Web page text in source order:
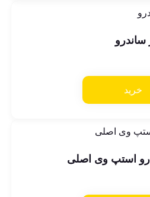
خرید
استپ وی اصلی